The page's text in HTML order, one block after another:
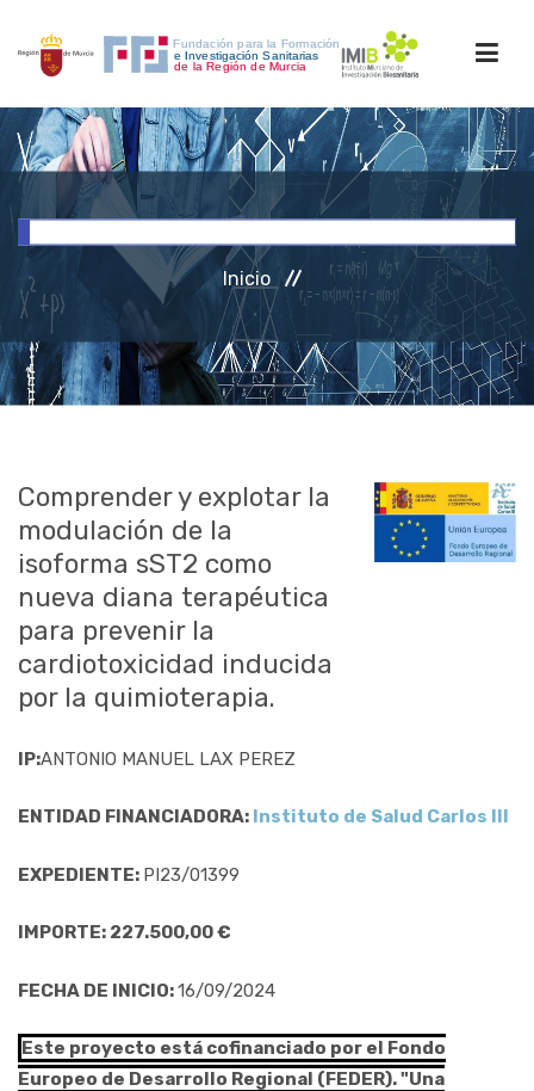
INICIO
INVESTIGACIÓN
RRHH
ACCESO PERSONAL
Inicio
Comprender y explotar la
modulación de la
isoforma sST2 como
nueva diana terapéutica
para prevenir la
cardiotoxicidad inducida
por la quimioterapia.
IP:ANTONIO MANUEL LAX PEREZ
ENTIDAD FINANCIADORA: Instituto de Salud Carlos III
EXPEDIENTE: PI23/01399
IMPORTE: 227.500,00 €
FECHA DE INICIO:16/09/2024
Este proyecto está cofinanciado por el Fondo
Europeo de Desarrollo Regional (FEDER). "Una